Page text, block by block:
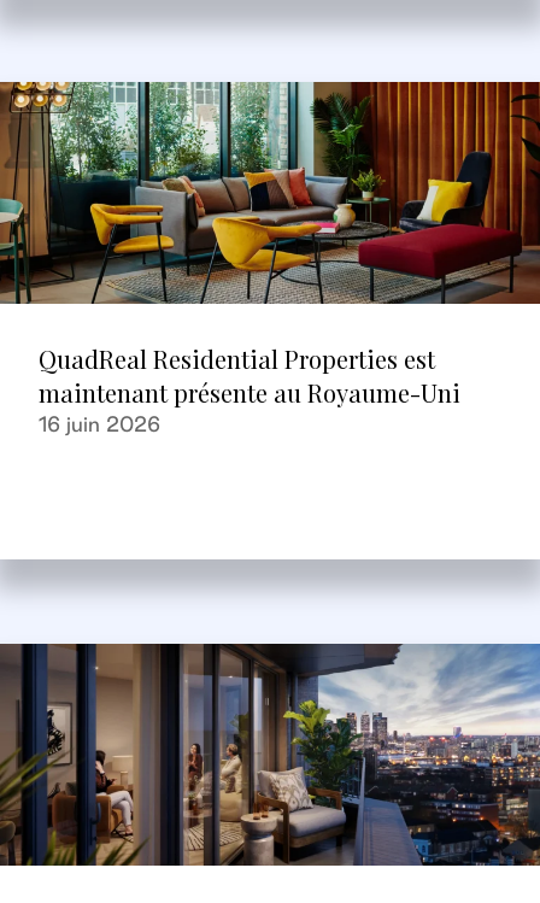
QuadReal Residential Properties est
maintenant présente au Royaume-Uni
16 juin 2026